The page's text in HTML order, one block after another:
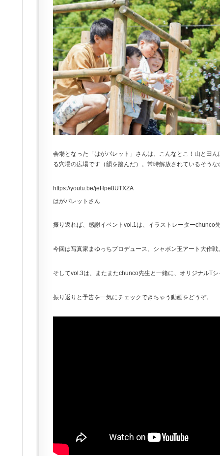
会場となった「はがパレット」さんは、こんなとこ！山と田
る穴場の広場です（韻を踏んだ）。常時解放されているそう
https://youtu.be/jeHpe8UTXZA
はがパレットさん
振り返れば、感謝イベントvol.1は、イラストレーターchunco
今回は写真家まゆっちプロデュース、シャボン玉アート大作戦
そしてvol.3は、またまたchunco先生と一緒に、オリジナルT
振り返りと予告を一気にチェックできちゃう動画をどうぞ。